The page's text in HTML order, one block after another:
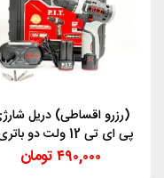
(رزرو اقساطی) دریل
پی ای تی 12 ولت دو
کیف pit12k-10a2
تومان۴۹۰,۰۰۰